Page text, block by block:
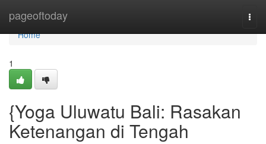
pageoftoday
Home
Home
1
{Yoga Uluwatu Bali: Rasakan
Ketenangan di Tengah